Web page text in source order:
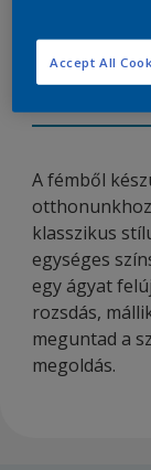
A fémből
klasszikus
egységes
egy ágyat
rozsdás,
meguntad a
megoldás.
Accept All